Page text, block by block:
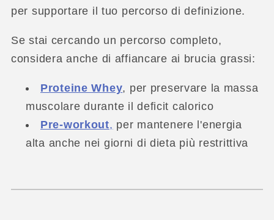
per supportare il tuo percorso di definizione.
Se stai cercando un percorso completo,
considera anche di affiancare ai brucia grassi:
Proteine Whey, per preservare la massa
muscolare durante il deficit calorico
Pre-workout, per mantenere l'energia
alta anche nei giorni di dieta più restrittiva